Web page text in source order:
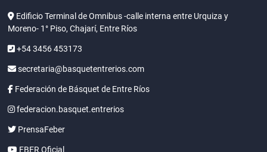
Edificio Terminal de Omnibus -calle interna entre Urquiza y
Moreno- 1° Piso, Chajarí, Entre Ríos
+54 3456 453173
secretaria@basquetentrerios.com
Federación de Básquet de Entre Ríos
federacion.basquet.entrerios
PrensaFeber
FBER Oficial